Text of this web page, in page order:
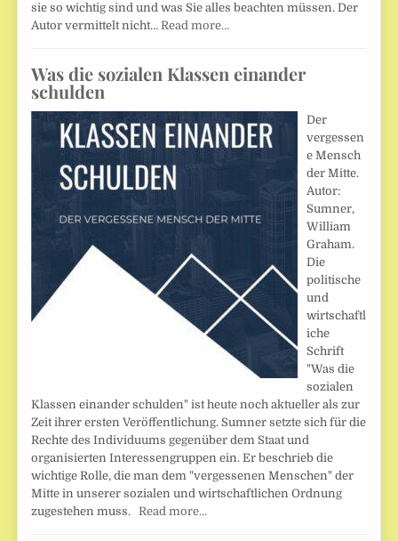
sie so wichtig sind und was Sie alles beachten müssen. Der
Autor vermittelt nicht…Read more…
Was die sozialen Klassen einander
schulden
Der
vergessen
e Mensch
der Mitte.
Autor:
Sumner,
William
Graham.
Die
politische
und
wirtschaftl
iche
Schrift
"Was die
sozialen
Klassen einander schulden" ist heute noch aktueller als zur
Zeit ihrer ersten Veröffentlichung. Sumner setzte sich für die
Rechte des Individuums gegenüber dem Staat und
organisierten Interessengruppen ein. Er beschrieb die
wichtige Rolle, die man dem "vergessenen Menschen" der
Mitte in unserer sozialen und wirtschaftlichen Ordnung
zugestehen muss.Read more…